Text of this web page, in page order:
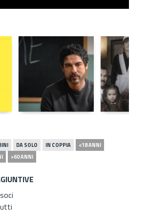
DA SOLO IN COPPIA
<18 ANNI
>60 ANNI